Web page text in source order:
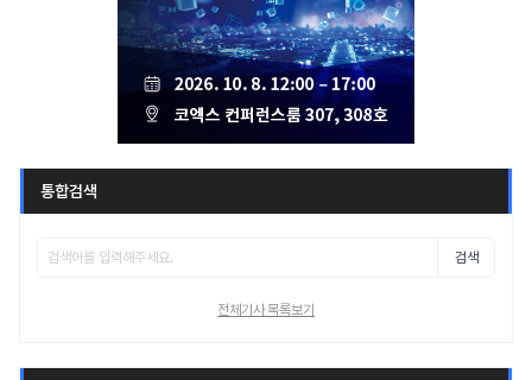
통합검색
검색
전체기사 목록보기